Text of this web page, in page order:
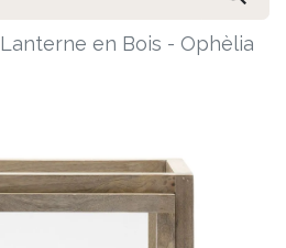
Lanterne en Bois - Ophèlia